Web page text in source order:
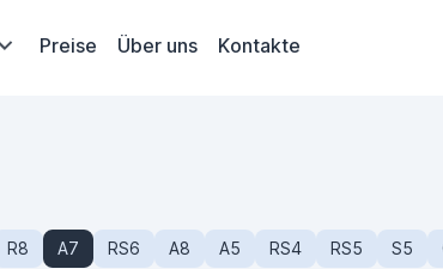
Preise Über uns Kontakte
R8 A7 RS6 A8 A5 RS4 RS5 S5